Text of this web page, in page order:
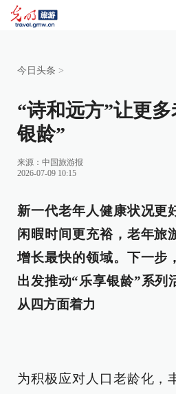
今日头条 >
“诗和远方”让更
银龄”
来源： 中国旅游报
2026-07-09 10:15
新一代老年人健康状况更
闲暇时间更充裕，老年旅
增长最快的领域。下一步
出发推动“乐享银龄”系列
从四方面着力
为积极应对人口老龄化，